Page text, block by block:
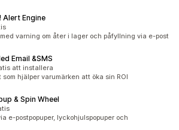
Alert Engine
med varning om åter i lager och påfyllning via e-post
Email &SMS
totaltatt installera
som hjälper varumärken att öka sin ROI
& Spin Wheel
totalt
e-postpopuper, lyckohjulspopuper och